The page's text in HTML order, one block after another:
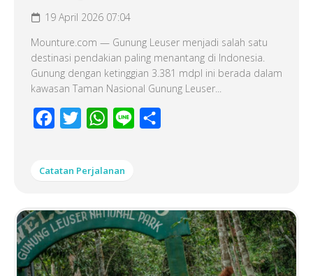
19 April 2026 07:04
Mounture.com — Gunung Leuser menjadi salah satu
destinasi pendakian paling menantang di Indonesia.
Gunung dengan ketinggian 3.381 mdpl ini berada dalam
kawasan Taman Nasional Gunung Leuser...
Facebook
Twitter WhatsApp
Line
Catatan Perjalanan